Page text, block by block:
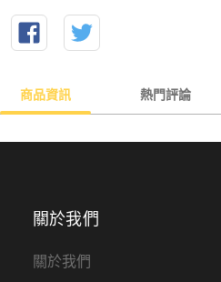
商品資訊 熱門評論
關於我們
關於我們